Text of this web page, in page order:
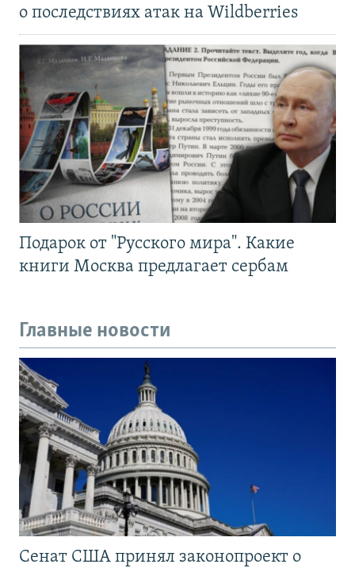
о последствиях атак на Wildberries
Подарок от "Русского мира". Какие
книги Москва предлагает сербам
Главные новости
Сенат США принял законопроект о